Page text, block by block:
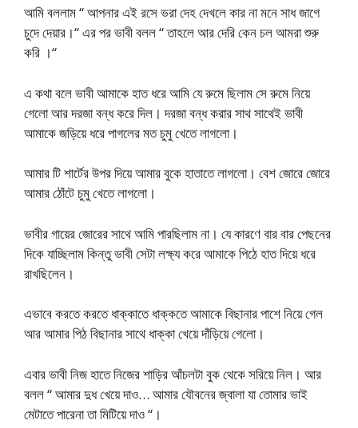
আমি বললাম “ আপনার এই রসে ভরা দেহ দেখলে কার না মনে সাধ জাগে
চুদে দেয়ার।“ এর পর ভাবী বলল “ তাহলে আর দেরি কেন চল আমরা শুরু
করি ।“
এ কথা বলে ভাবী আমাকে হাত ধরে আমি যে রুমে ছিলাম সে রুমে নিয়ে
গেলো আর দরজা বন্ধ করে দিল। দরজা বন্ধ করার সাথ সাথেই ভাবী
আমাকে জড়িয়ে ধরে পাগলের মত চুমু খেতে লাগলো।
আমার টি শার্টের উপর দিয়ে আমার বুকে হাতাতে লাগলো। বেশ জোরে জোরে
আমার ঠোঁটে চুমু খেতে লাগলো।
ভাবীর গায়ের জোরের সাথে আমি পারছিলাম না। যে কারণে বার বার পেছনের
দিকে যাচ্ছিলাম কিন্তু ভাবী সেটা লক্ষ্য করে আমাকে পিঠে হাত দিয়ে ধরে
রাখছিলেন।
এভাবে করতে করতে ধাক্কাতে ধাক্কতে আমাকে বিছানার পাশে নিয়ে গেল
আর আমার পিঠ বিছানার সাথে ধাক্কা খেয়ে দাঁড়িয়ে গেলো।
এবার ভাবী নিজ হাতে নিজের শাড়ির আঁচলটা বুক থেকে সরিয়ে নিল। আর
বলল “ আমার দুধ খেয়ে দাও… আমার যৌবনের জ্বালা যা তোমার ভাই
মেটাতে পারেনা তা মিটিয়ে দাও “।